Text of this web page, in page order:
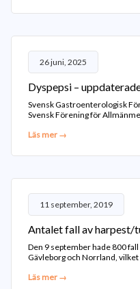
26 juni, 2025
Dyspepsi –
Svensk Gastroenterologisk
Svensk Förening för
Läs mer →
11 september, 2019
Antalet fall av harpest/
Den 9 september hade 800
Gävleborg och Norrland, vilket
Läs mer →